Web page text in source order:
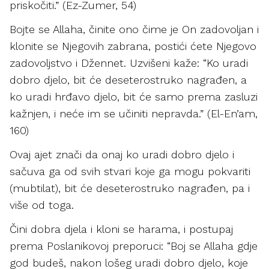
priskočiti.” (Ez-Zumer, 54)
Bojte se Allaha, činite ono čime je On zadovoljan i
klonite se Njegovih zabrana, postići ćete Njegovo
zadovoljstvo i Džennet. Uzvišeni kaže: “Ko uradi
dobro djelo, bit će deseterostruko nagrađen, a
ko uradi hrđavo djelo, bit će samo prema zasluzi
kažnjen, i neće im se učiniti nepravda.” (El-En’am,
160)
Ovaj ajet znači da onaj ko uradi dobro djelo i
sačuva ga od svih stvari koje ga mogu pokvariti
(mubtilat), bit će deseterostruko nagrađen, pa i
više od toga.
Čini dobra djela i kloni se harama, i postupaj
prema Poslanikovoj preporuci: “Boj se Allaha gdje
god budeš, nakon lošeg uradi dobro djelo, koje